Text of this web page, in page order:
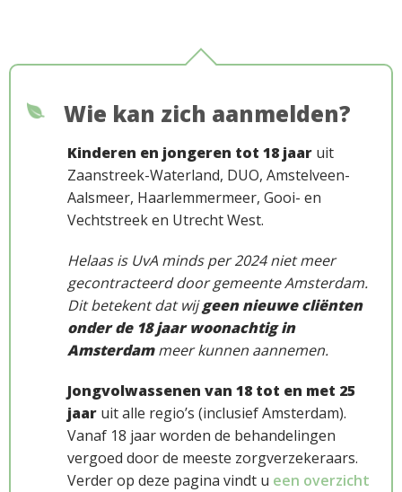
Werkwijze
Wie kan zich aanmelden?
Kinderen en jongeren tot 18 jaar uit
Zaanstreek-Waterland, DUO, Amstelveen-
Aalsmeer, Haarlemmermeer, Gooi- en
Vechtstreek en Utrecht West.
Helaas is UvA minds per 2024 niet meer
gecontracteerd door gemeente Amsterdam.
Dit betekent dat wijgeen nieuwe cliënten
onder de 18 jaar woonachtig in
Amsterdammeer kunnen aannemen.
Jongvolwassenen van 18 tot en met 25
jaar uit alle regio’s (inclusief Amsterdam).
Vanaf 18 jaar worden de behandelingen
vergoed door de meeste zorgverzekeraars.
Verder op deze pagina vindt u een overzicht